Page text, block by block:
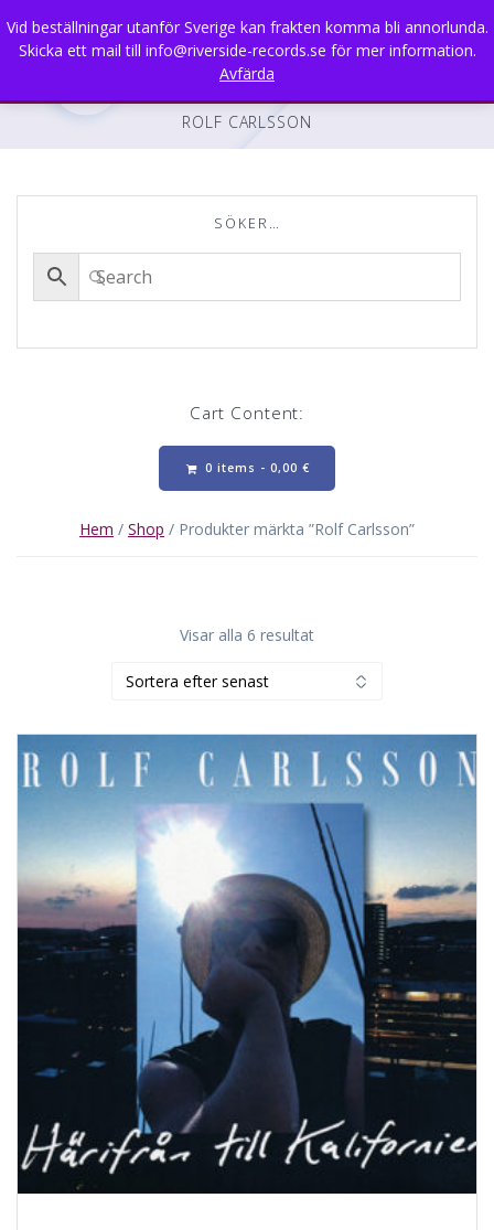
Vid beställningar utanför Sverige kan frakten komma bli annorlunda.
Skicka ett mail till info@riverside-records.se för mer information.
Avfärda
to
content
ROLF CARLSSON
SÖKER…
Cart Content:
0 items - 0,00 €
Hem / Shop / Produkter märkta ”Rolf Carlsson”
Visar alla 6 resultatSortera
senaste